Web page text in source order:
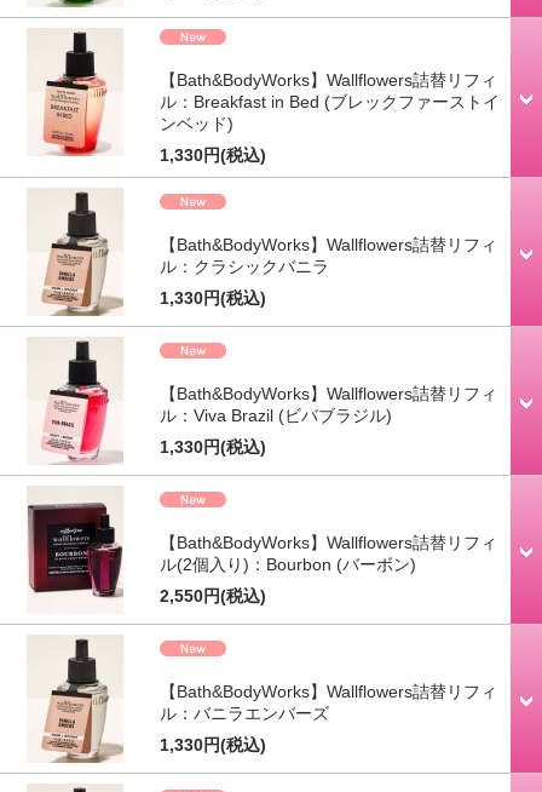
【Bath&BodyWorks】Wallflowers詰替リフィ
ル：Breakfast in Bed (ブレックファーストイ
ンベッド)
1,330円(税込)
【Bath&BodyWorks】Wallflowers詰替リフィ
ル：クラシックバニラ
1,330円(税込)
【Bath&BodyWorks】Wallflowers詰替リフィ
ル：Viva Brazil (ビバブラジル)
1,330円(税込)
【Bath&BodyWorks】Wallflowers詰替リフィ
ル(2個入り)：Bourbon (バーボン)
2,550円(税込)
【Bath&BodyWorks】Wallflowers詰替リフィ
ル：バニラエンバーズ
1,330円(税込)